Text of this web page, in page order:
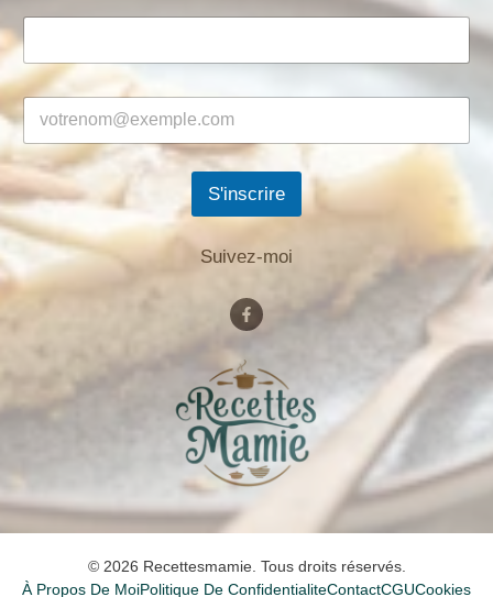
S'inscrire
Suivez-moi
© 2026 Recettesmamie. Tous droits réservés.
À Propos De MoiPolitique De ConfidentialiteContactCGUCookies